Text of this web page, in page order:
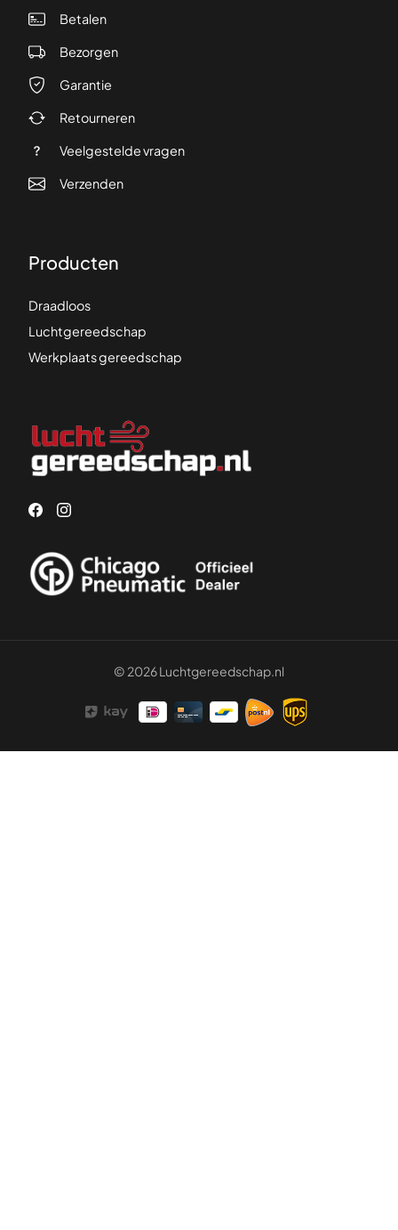
Betalen
Bezorgen
Garantie
Retourneren
Veelgestelde vragen
Verzenden
Producten
Draadloos
Luchtgereedschap
Werkplaats gereedschap
© 2026 Luchtgereedschap.nl